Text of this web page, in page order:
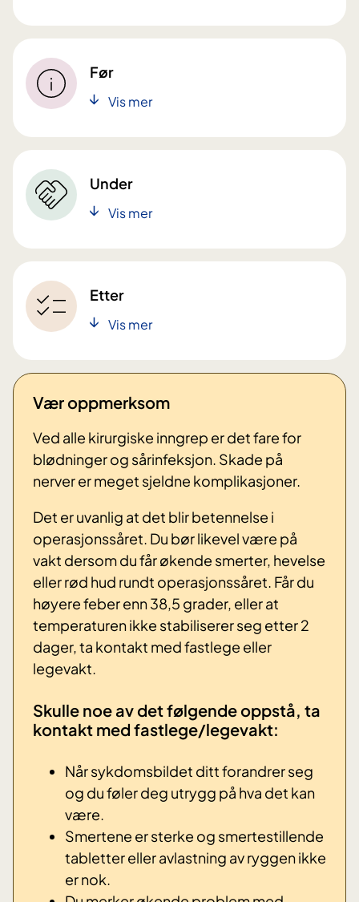
Før
Vis mer
Under
Vis mer
Etter
Vis mer
Vær oppmerksom
Ved alle kirurgiske inngrep er det fare for
blødninger og sårinfeksjon. Skade på
nerver er meget sjeldne komplikasjoner.
Det er uvanlig at det blir betennelse i
operasjonssåret. Du bør likevel være på
vakt dersom du får økende smerter, hevelse
eller rød hud rundt operasjonssåret. Får du
høyere feber enn 38,5 grader, eller at
temperaturen ikke stabiliserer seg etter 2
dager, ta kontakt med fastlege eller
legevakt.
Skulle noe av det følgende oppstå, ta
kontakt med fastlege/legevakt:
Når sykdomsbildet ditt forandrer seg
og du føler deg utrygg på hva det kan
være.
Smertene er sterke og smertestillende
tabletter eller avlastning av ryggen ikke
er nok.